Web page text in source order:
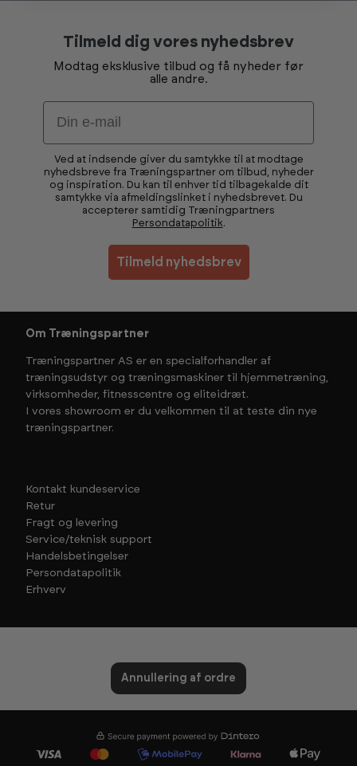
Tilmeld dig vores nyhedsbrev
Modtag eksklusive tilbud og få nyheder før
alle andre.
Email
Ved at indsende giver du samtykke til at modtage
nyhedsbreve fra Træningspartner om tilbud, nyheder
og inspiration. Du kan til enhver tid tilbagekalde dit
samtykke via afmeldingslinket i nyhedsbrevet. Du
accepterer samtidig Træningpartners
Persondatapolitik.
Tilmeld nyhedsbrev
Om Træningspartner
Træningspartner AS er en specialforhandler af
træningsudstyr og træningsmaskiner til hjemmetræning,
virksomheder, fitnesscentre og eliteidræt.
I vores showroom er du velkommen til at teste din nye
træningspartner.
Kontakt kundeservice
Retur
Fragt og levering
Service/teknisk support
Handelsbetingelser
Persondatapolitik
Erhverv
Annullering af ordre